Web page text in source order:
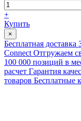
+
Купить
×
Бесплатная доставка
Connect Отгружаем
100 000 позиций в
расчет Гарантия
товаров Бесплатные